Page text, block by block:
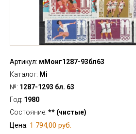
Артикул: мМонг1287-93бл63
Каталог: Mi
№: 1287-1293 бл. 63
Год: 1980
Состояние: ** (чистые)
Цена: 1 794,00 руб.